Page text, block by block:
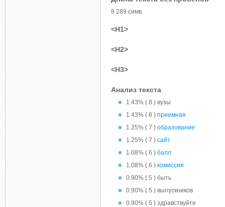
8 289 симв.
<H1>
<H2>
<H3>
Анализ текста
1.43% ( 8 ) вузы
1.43% ( 8 ) приемная
1.25% ( 7 ) образование
1.25% ( 7 ) сайт
1.08% ( 6 ) балл
1.08% ( 6 ) комиссия
0.90% ( 5 ) быть
0.90% ( 5 ) выпускников
0.90% ( 5 ) здравствуйте